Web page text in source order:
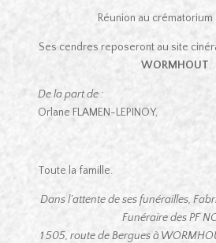
Réunion au crématorium
Ses cendres reposeront au site
WORMHOUT.
De la part de :
Orlane FLAMEN-LEPINOY,
Toute la famille.
Dans l’attente de ses funérailles,
Funéraire des PF
1 505, route de Bergues à